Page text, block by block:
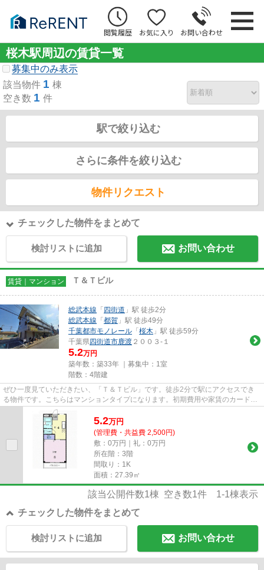
閲覧履歴 お気に入り お問い合わせ
桜木駅周辺の賃貸一覧
募集中のみ表示
該当物件 1 棟
空き数 1 件
駅で絞り込む
さらに条件を絞り込む
物件リクエスト
チェックした物件をまとめて
検討リストに追加 お問い合わせ
賃貸｜マンション Ｔ＆Ｔビル
総武本線 「 四街道 」駅 徒歩2分
総武本線 「 都賀 」駅 徒歩49分
千葉都市モノレール 「 桜木 」駅 徒歩59分
千葉県四街道市鹿渡 ２００３-１
5.2万円
築年数：築33年 ｜募集中： 1室
階数：4階建
ぜひ一度見ていただきたい、「Ｔ＆Ｔビル」です。徒歩2分で駅にアクセスでき
る物件です。こちらはマンションタイプになります。初期費用や家賃のカード決
済で、月々の支払の手間を省け...
5.2万円
(管理費・共益費 2,500円)
敷：0万円｜礼：0万円
所在階：3階
間取り：1K
面積：27.39㎡
該当公開件数1棟 空き数1件 1-1棟表示
チェックした物件をまとめて
お問い合わせ
検討リストに追加